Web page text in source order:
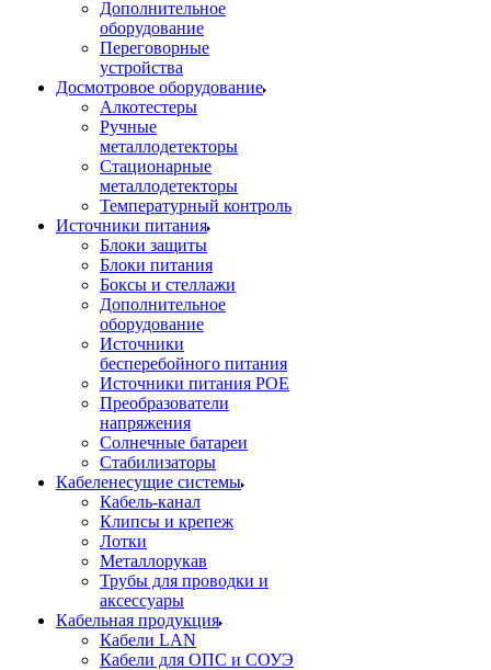
Дополнительное
оборудование
Переговорные
устройства
Досмотровое оборудование
Алкотестеры
Ручные
металлодетекторы
Стационарные
металлодетекторы
Температурный контроль
Источники питания
Блоки защиты
Блоки питания
Боксы и стеллажи
Дополнительное
оборудование
Источники
бесперебойного питания
Источники питания POE
Преобразователи
напряжения
Солнечные батареи
Стабилизаторы
Кабеленесущие системы
Кабель-канал
Клипсы и крепеж
Лотки
Металлорукав
Трубы для проводки и
аксессуары
Кабельная продукция
Кабели LAN
Кабели для ОПС и СОУЭ